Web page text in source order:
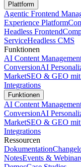
Plattform
Agentic Frontend
Experience Platform
Headless Frontend
ServiceHeadless CMS
Funktionen
AI Content
ConversionAI
MarketSEO & GEO
Integrations
Funktionen
AI Content
ConversionAI
MarketSEO & GEO
Integrations
Ressourcen
Dokumentation
NotesEvents &